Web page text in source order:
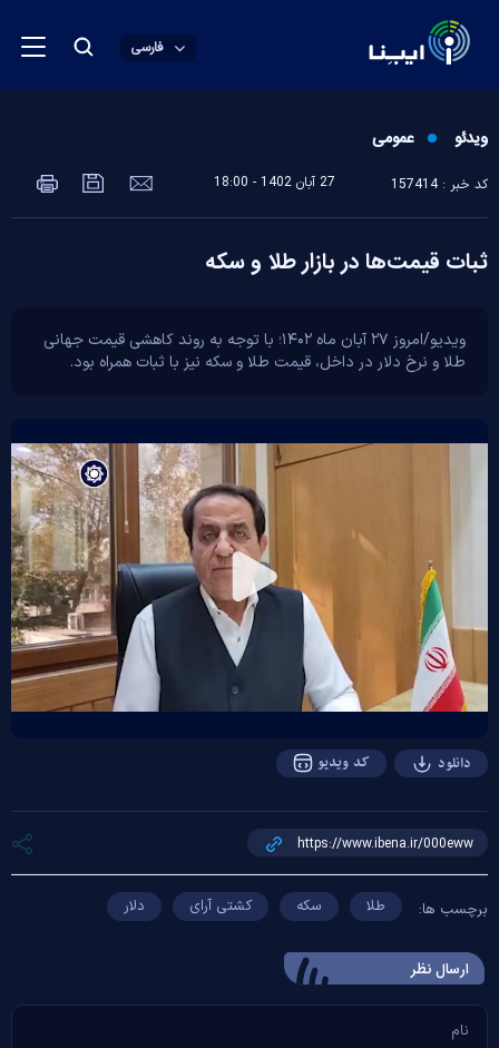
فارسی
ویدئو عمومی
کد خبر : 157414 27 آبان 1402 - 18:00
ثبات قیمت‌ها در بازار طلا و سکه
ویدیو/امروز ۲۷ آبان ماه ۱۴۰۲؛ با توجه به روند کاهشی قیمت جهانی
طلا و نرخ دلار در داخل، قیمت طلا و سکه نیز با ثبات همراه بود.
Play
Video
دانلود کد ویدیو
برچسب ها: طلا سکه کشتی آرای دلار
ارسال‌ نظر